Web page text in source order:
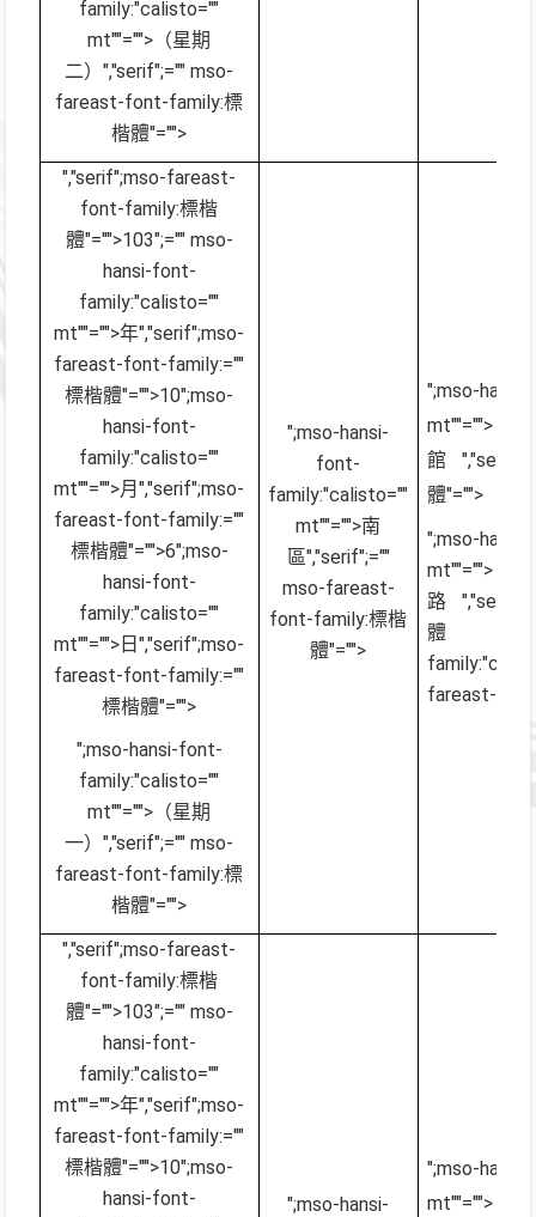
family:"calisto=""
mt""="">（星期
二）","serif";="" mso-
fareast-font-family:標
楷體"="">
","serif";mso-fareast-
font-family:標楷
體"="">103";="" mso-
hansi-font-
family:"calisto=""
mt""="">年","serif";mso-
fareast-font-family:=""
標楷體"="">10";mso-
hansi-font-
family:"calisto=""
mt""="">月","serif";mso-
fareast-font-family:=""
標楷體"="">6";mso-
hansi-font-
family:"calisto=""
mt""="">日","serif";mso-
fareast-font-family:=""
標楷體"="">
";mso-hansi-font-
family:"calisto=""
mt""="">（星期
一）","serif";="" mso-
fareast-font-family:標
楷體"="">
";mso-hansi-
font-
family:"calisto=""
mt""="">南
區","serif";=""
mso-fareast-
font-family:標楷
體"="">
";mso-
mt""="">
館
體"="">
";mso-
mt""="">
路
體
fareast-
","serif";mso-fareast-
font-family:標楷
體"="">103";="" mso-
hansi-font-
family:"calisto=""
mt""="">年","serif";mso-
fareast-font-family:=""
標楷體"="">10";mso-
hansi-font-
";mso-hansi-
";mso-
mt""="">